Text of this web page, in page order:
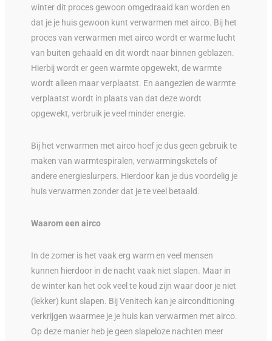
winter dit proces gewoon omgedraaid kan worden en
dat je je huis gewoon kunt verwarmen met airco. Bij het
proces van verwarmen met airco wordt er warme lucht
van buiten gehaald en dit wordt naar binnen geblazen.
Hierbij wordt er geen warmte opgewekt, de warmte
wordt alleen maar verplaatst. En aangezien de warmte
verplaatst wordt in plaats van dat deze wordt
opgewekt, verbruik je veel minder energie.
Bij het verwarmen met airco hoef je dus geen gebruik te
maken van warmtespiralen, verwarmingsketels of
andere energieslurpers. Hierdoor kan je dus voordelig je
huis verwarmen zonder dat je te veel betaald.
Waarom een airco
In de zomer is het vaak erg warm en veel mensen
kunnen hierdoor in de nacht vaak niet slapen. Maar in
de winter kan het ook veel te koud zijn waar door je niet
(lekker) kunt slapen. Bij Venitech kan je airconditioning
verkrijgen waarmee je je huis kan verwarmen met airco.
Op deze manier heb je geen slapeloze nachten meer